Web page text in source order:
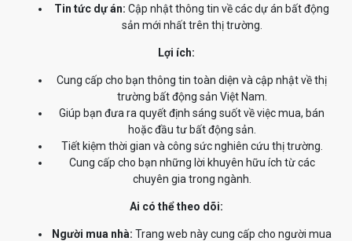
Tin tức dự án: Cập nhật thông tin về các dự án bất động
sản mới nhất trên thị trường.
Lợi ích:
Cung cấp cho bạn thông tin toàn diện và cập nhật về thị
trường bất động sản Việt Nam.
Giúp bạn đưa ra quyết định sáng suốt về việc mua, bán
hoặc đầu tư bất động sản.
Tiết kiệm thời gian và công sức nghiên cứu thị trường.
Cung cấp cho bạn những lời khuyên hữu ích từ các
chuyên gia trong ngành.
Ai có thể theo dõi:
Người mua nhà: Trang web này cung cấp cho người mua